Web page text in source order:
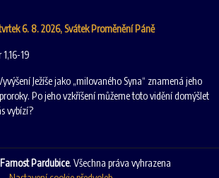
6. 8. 2026, Svátek Proměnění Páně
19
Ježíše jako „milovaného Syna“ znamená jeho
Po jeho vzkříšení můžeme toto vidění domýšlet
vybízí?
Farnost Pardubice. Všechna práva vyhrazena